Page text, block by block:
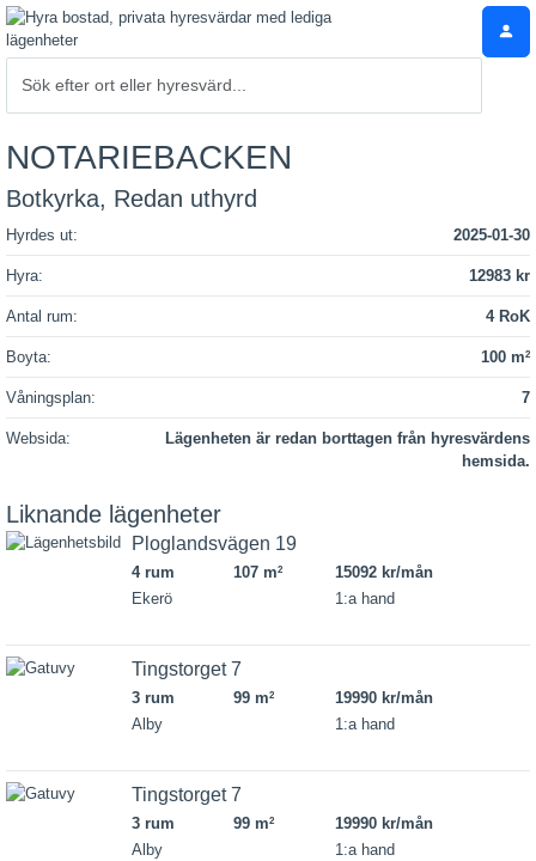
NOTARIEBACKEN
Botkyrka, Redan uthyrd
Hyrdes ut: 2025-01-30
Hyra: 12983 kr
Antal rum: 4 RoK
Boyta: 100 m2
Våningsplan: 7
Websida:
Lägenheten är redan borttagen från hyresvärdens
hemsida.
Liknande lägenheter
Ploglandsvägen 19
4 rum 107 m2
15092 kr/mån
Ekerö
1:a hand
Tingstorget 7
3 rum 99 m2
19990 kr/mån
Alby
1:a hand
Tingstorget 7
3 rum 99 m2
19990 kr/mån
Alby
1:a hand